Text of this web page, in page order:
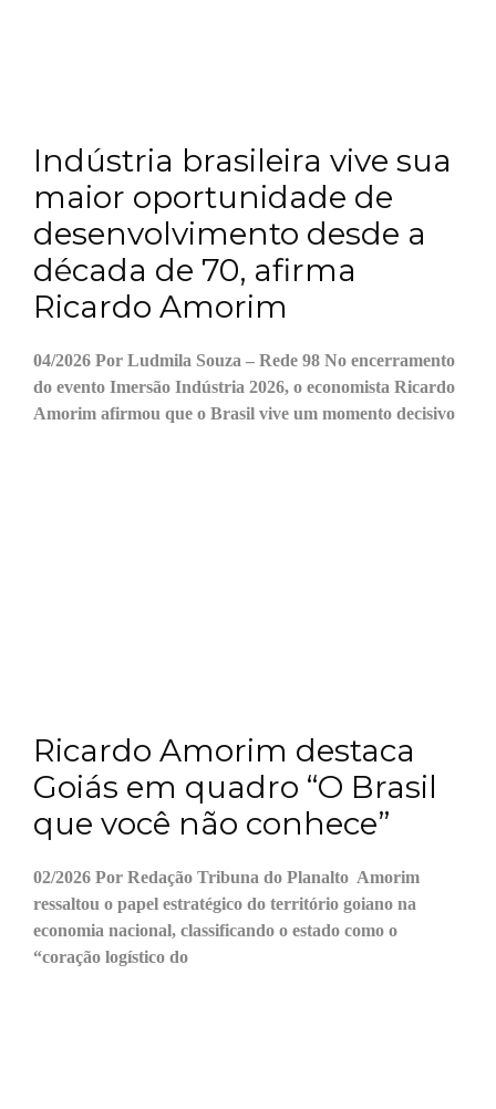
Indústria brasileira vive sua
maior oportunidade de
desenvolvimento desde a
década de 70, afirma
Ricardo Amorim
04/2026 Por Ludmila Souza – Rede 98 No encerramento
do evento Imersão Indústria 2026, o economista Ricardo
Amorim afirmou que o Brasil vive um momento decisivo
Ricardo Amorim destaca
Goiás em quadro “O Brasil
que você não conhece”
02/2026 Por Redação Tribuna do Planalto Amorim
ressaltou o papel estratégico do território goiano na
economia nacional, classificando o estado como o
“coração logístico do